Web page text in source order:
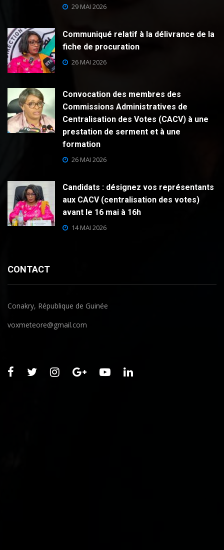
29 MAI 2026
Communiqué relatif à la délivrance de la
fiche de procuration
26 MAI 2026
Convocation des membres des
Commissions Administratives de
Centralisation des Votes (CACV) à une
prestation de serment et à une
formation
26 MAI 2026
Candidats : désignez vos représentants
aux CACV (centralisation des votes)
avant le 16 mai à 16h
14 MAI 2026
CONTACT
Conakry, République de Guinée
voxmeteore@gmail.com